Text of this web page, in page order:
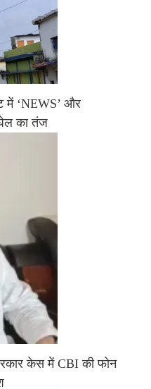
में ‘NEWS’ और
का तंज
केस में CBI की फोन